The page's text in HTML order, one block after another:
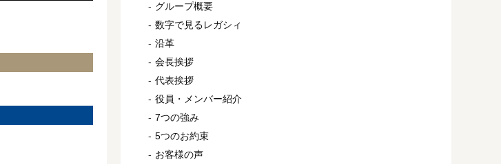
グループ概要
数字で見るレガシィ
沿革
会長挨拶
代表挨拶
役員・メンバー紹介
7つの強み
5つのお約束
お客様の声